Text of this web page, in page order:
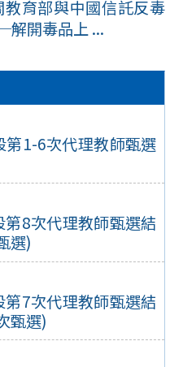
1-6次代理教師甄選
8次代理教師甄選結
選)
7次代理教師甄選結
甄選)
教育部與中國信託反毒
解開毒品上 ...